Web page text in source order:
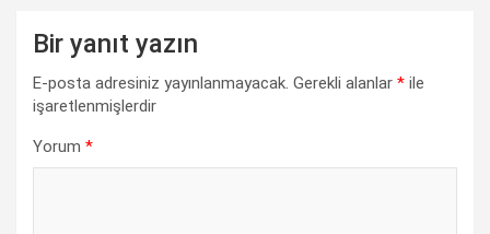
Bir yanıt yazın
E-posta adresiniz yayınlanmayacak. Gerekli alanlar * ile
işaretlenmişlerdir
Yorum *